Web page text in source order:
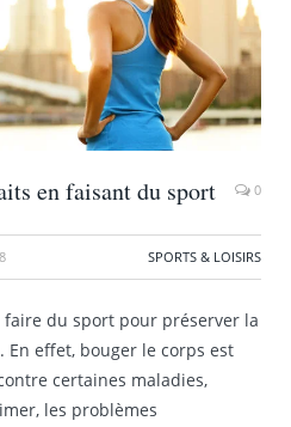
en faisant du sport 0
SPORTS & LOISIRS
du sport pour préserver la
effet, bouger le corps est
certaines maladies,
les problèmes